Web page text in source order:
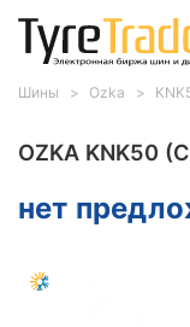
OZKA KNK50
нет
Шины Ozka